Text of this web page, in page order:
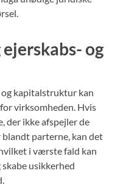
og
kapitalstruktur kan
virksomheden. Hvis
der ikke afspejler de
parterne, kan det
i værste fald kan
usikkerhed